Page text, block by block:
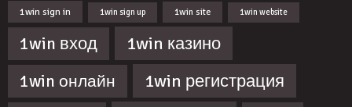
1win sign in 1win sign up 1win site 1win website
1win вход 1win казино
1win онлайн 1win регистрация